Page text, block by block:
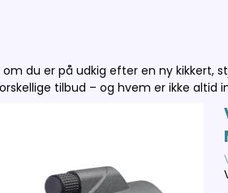
om du er på udkig efter en ny kikkert,
tilbud – og hvem er ikke